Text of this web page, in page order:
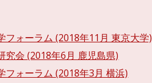
フォーラム (2018年11月 東京大学)
究会 (2018年6月 鹿児島県)
フォーラム (2018年3月 横浜)